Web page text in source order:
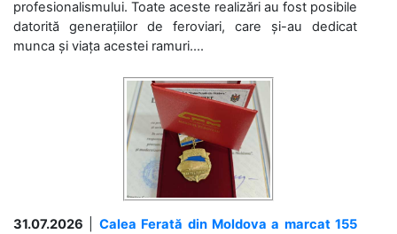
profesionalismului. Toate aceste realizări au fost posibile
datorită generațiilor de feroviari, care și-au dedicat
munca și viața acestei ramuri....
31.07.2026
Calea Ferată din Moldova a marcat 155